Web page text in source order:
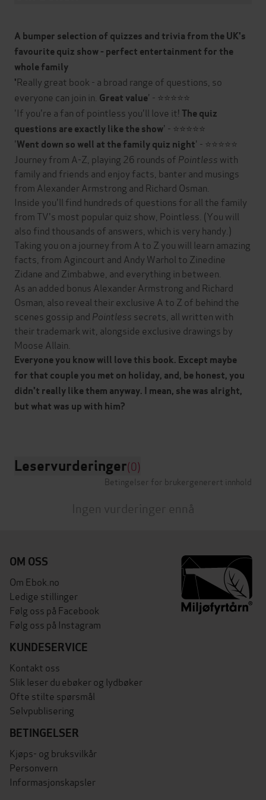
A bumper selection of quizzes and trivia from the UK's
favourite quiz show - perfect entertainment for the
whole family
'Really great book - a broad range of questions, so
everyone can join in. Great value' - ⭐⭐⭐⭐⭐
'If you're a fan of pointless you'll love it! The quiz
questions are exactly like the show' - ⭐⭐⭐⭐⭐
'Went down so well at the family quiz night' - ⭐⭐⭐⭐⭐
Journey from A-Z, playing 26 rounds of Pointless with
family and friends and enjoy facts, banter and musings
from Alexander Armstrong and Richard Osman.
Inside you'll find hundreds of questions for all the family
from TV's most popular quiz show, Pointless. (You will
also find thousands of answers, which is very handy.)
Taking you on a journey from A to Z you will learn amazing
facts, from Agincourt and Andy Warhol to Zinedine
Zidane and Zimbabwe, and everything in between.
As an added bonus Alexander Armstrong and Richard
Osman, also reveal their exclusive A to Z of behind the
scenes gossip and Pointless secrets, all written with
their trademark wit, alongside exclusive drawings by
Moose Allain.
Everyone you know will love this book. Except maybe
for that couple you met on holiday, and, be honest, you
didn't really like them anyway. I mean, she was alright,
but what was up with him?
Leservurderinger(0)
Betingelser for brukergenerert innhold
Ingen vurderinger ennå
OM OSS
Om Ebok.no
Ledige stillinger
Følg oss på Facebook
Følg oss på Instagram
KUNDESERVICE
Kontakt oss
Slik leser du ebøker og lydbøker
Ofte stilte spørsmål
Selvpublisering
BETINGELSER
Kjøps- og bruksvilkår
Personvern
Informasjonskapsler